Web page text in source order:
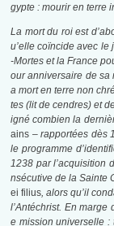
gypte : mourir en terre
La mort du roi est
u’elle coïncide avec le
-Mortes et la France
our anniversaire de sa
a mort en terre non
tes (lit de cendres) et
igné combien la
ains – rapportées dès
le programme
1238 par l’acquisition
nsécutive de la Sainte
ei filius, alors qu’il
l’Antéchrist. En
e mission universelle :